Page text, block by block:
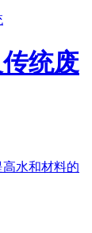
统废
水和材料的